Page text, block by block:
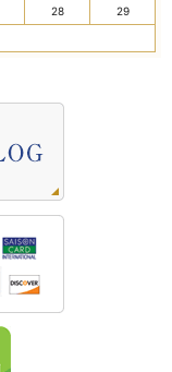
28 29